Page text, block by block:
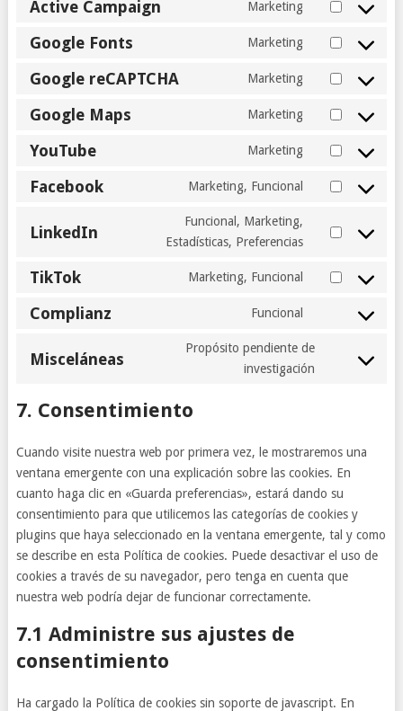
maker-
10web
service
engine
Active Campaign Marketing
Consent
active-
Google Fonts Marketing
Consent
google-
Google reCAPTCHA Marketing
Consent
google-
Google Maps Marketing
Consent
google-
YouTube Marketing
Consent
Facebook Marketing, Funcional
Consent
service
LinkedIn
Funcional, Marketing,
Estadísticas, Preferencias
Consent
service
TikTok Marketing, Funcional
Consent
Complianz Funcional
Consent
Misceláneas
Propósito pendiente de
investigación
Consent
7. Consentimiento
Cuando visite nuestra web por primera vez, le mostraremos una
ventana emergente con una explicación sobre las cookies. En
cuanto haga clic en «Guarda preferencias», estará dando su
consentimiento para que utilicemos las categorías de cookies y
plugins que haya seleccionado en la ventana emergente, tal y como
se describe en esta Política de cookies. Puede desactivar el uso de
cookies a través de su navegador, pero tenga en cuenta que
nuestra web podría dejar de funcionar correctamente.
7.1 Administre sus ajustes de
consentimiento
Ha cargado la Política de cookies sin soporte de javascript. En